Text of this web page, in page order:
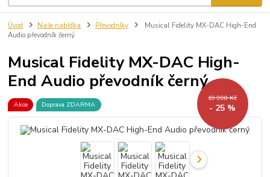
Úvod Naše nabídka Převodníky
Musical Fidelity MX-DAC High-End
Audio převodník černý
Musical Fidelity MX-DAC High-
End Audio převodník černý
Akce Doprava ZDARMA
19 990 Kč
- 25 %